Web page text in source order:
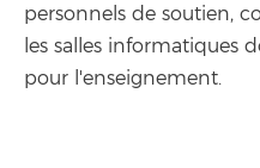
personnels de soutien,
les salles informatiques
pour l'enseignement.